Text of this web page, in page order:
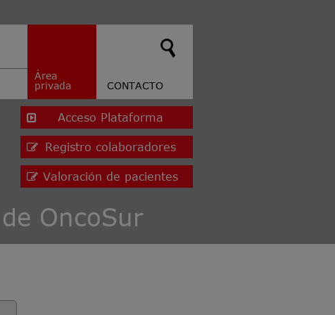
Área
privada
CONTACTO
Acceso Plataforma
Registro colaboradores
Valoración de pacientes
OncoSur